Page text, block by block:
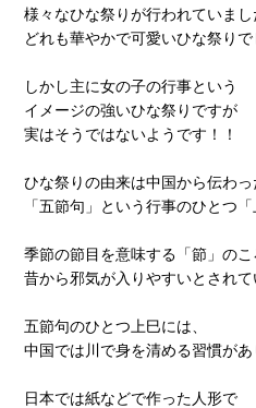
様々なひな祭りが行われていまし
どれも華やかで可愛いひな祭り
しかし主に女の子の行事という
イメージの強いひな祭りですが
実はそうではないようです！！
ひな祭りの由来は中国から伝わっ
「五節句」という行事のひとつ「
季節の節目を意味する「節」のこ
昔から邪気が入りやすいとされて
五節句のひとつ上巳には、
中国では川で身を清める習慣があ
日本では紙などで作った人形で